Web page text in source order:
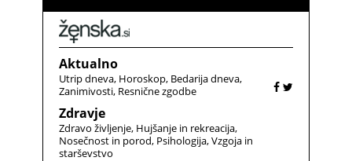
Aktualno
Utrip dneva Horoskop Bedarija dneva
Zanimivosti Resnične zgodbe
Zdravje
Zdravo življenje Hujšanje in rekreacija
Nosečnost in porod Psihologija Vzgoja in
starševstvo